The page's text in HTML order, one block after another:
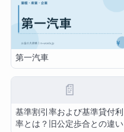
第一汽車
📄
基準割引率および基準貸付利
率とは？旧公定歩合との違い